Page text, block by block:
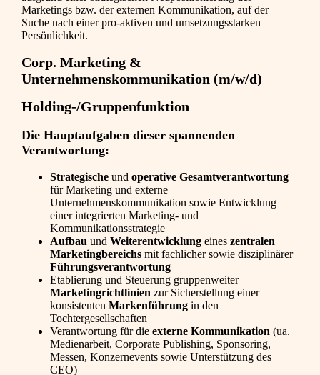
Marketings bzw. der externen Kommunikation, auf der
Suche nach einer pro-aktiven und umsetzungsstarken
Persönlichkeit.
Corp. Marketing &
Unternehmenskommunikation (m/w/d)
Holding-/Gruppenfunktion
Die Hauptaufgaben dieser spannenden
Verantwortung:
Strategische und operative Gesamtverantwortung
für Marketing und externe
Unternehmenskommunikation sowie Entwicklung
einer integrierten Marketing‑ und
Kommunikationsstrategie
Aufbau und Weiterentwicklung eines zentralen
Marketingbereichs mit fachlicher sowie disziplinärer
Führungsverantwortung
Etablierung und Steuerung gruppenweiter
Marketingrichtlinien zur Sicherstellung einer
konsistenten Markenführung in den
Tochtergesellschaften
Verantwortung für die externe Kommunikation (ua.
Medienarbeit, Corporate Publishing, Sponsoring,
Messen, Konzernevents sowie Unterstützung des
CEO)